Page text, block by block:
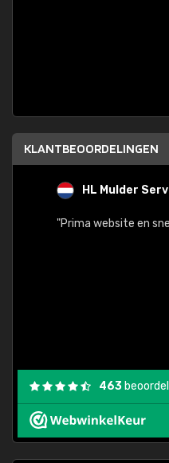
KLANTBEOORDELINGEN
HL Mulder
"Prima website en
463